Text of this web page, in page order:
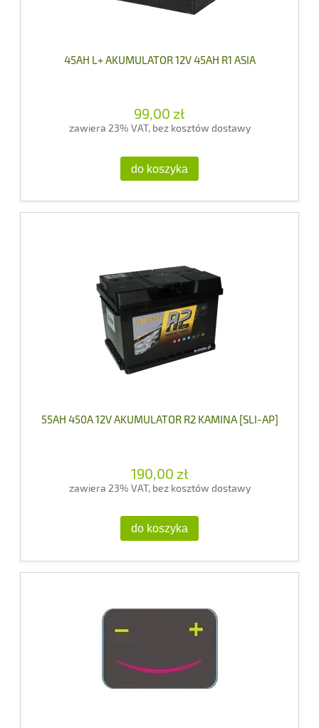
45AH L+ AKUMULATOR 12V 45AH R1 ASIA
99,00 zł
zawiera 23% VAT, bez kosztów dostawy
do koszyka
55AH 450A 12V AKUMULATOR R2 KAMINA [SLI-AP]
190,00 zł
zawiera 23% VAT, bez kosztów dostawy
do koszyka